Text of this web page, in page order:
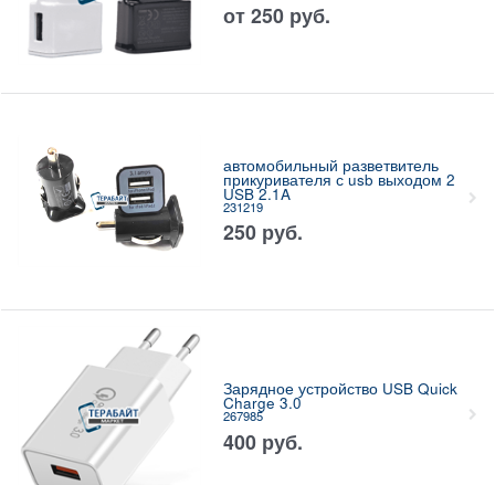
от 250 руб.
автомобильный разветвитель
прикуривателя с usb выходом 2
USB 2.1A
231219
250 руб.
Зарядное устройство USB Quick
Charge 3.0
267985
400 руб.